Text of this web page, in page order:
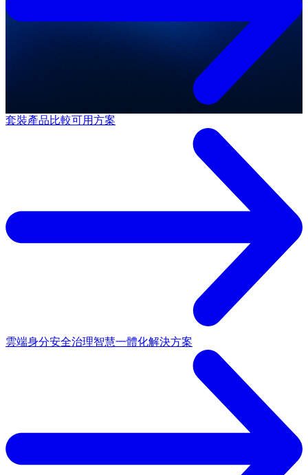
套裝產品比較可用方案
雲端身分安全治理智慧一體化解決方案